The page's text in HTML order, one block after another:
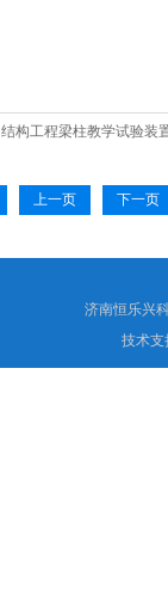
结构工程梁柱教学试验装
上一页 下一页
济南恒乐兴
技术支